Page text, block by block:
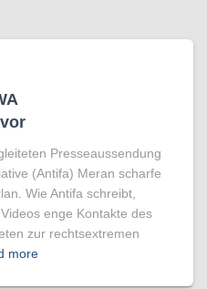
Presseaussendung
(Antifa) Meran scharfe
Wie Antifa schreibt,
enge Kontakte des
zur rechtsextremen
more